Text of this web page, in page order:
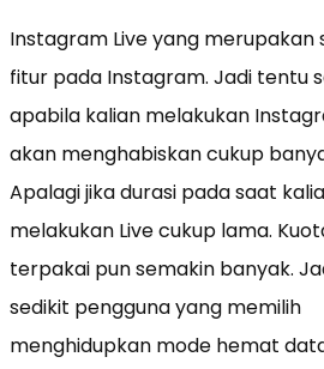
Instagram Live yang merupakan
fitur pada Instagram. Jadi tentu
apabila kalian melakukan
akan menghabiskan cukup
Apalagi jika durasi pada saat
melakukan Live cukup lama.
terpakai pun semakin banyak.
sedikit pengguna yang memilih
menghidupkan mode hemat